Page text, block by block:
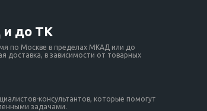
и до ТК
по Москве в пределах МКАД или до
доставка, в зависимости от товарных
консультантов, которые помогут
задачами.